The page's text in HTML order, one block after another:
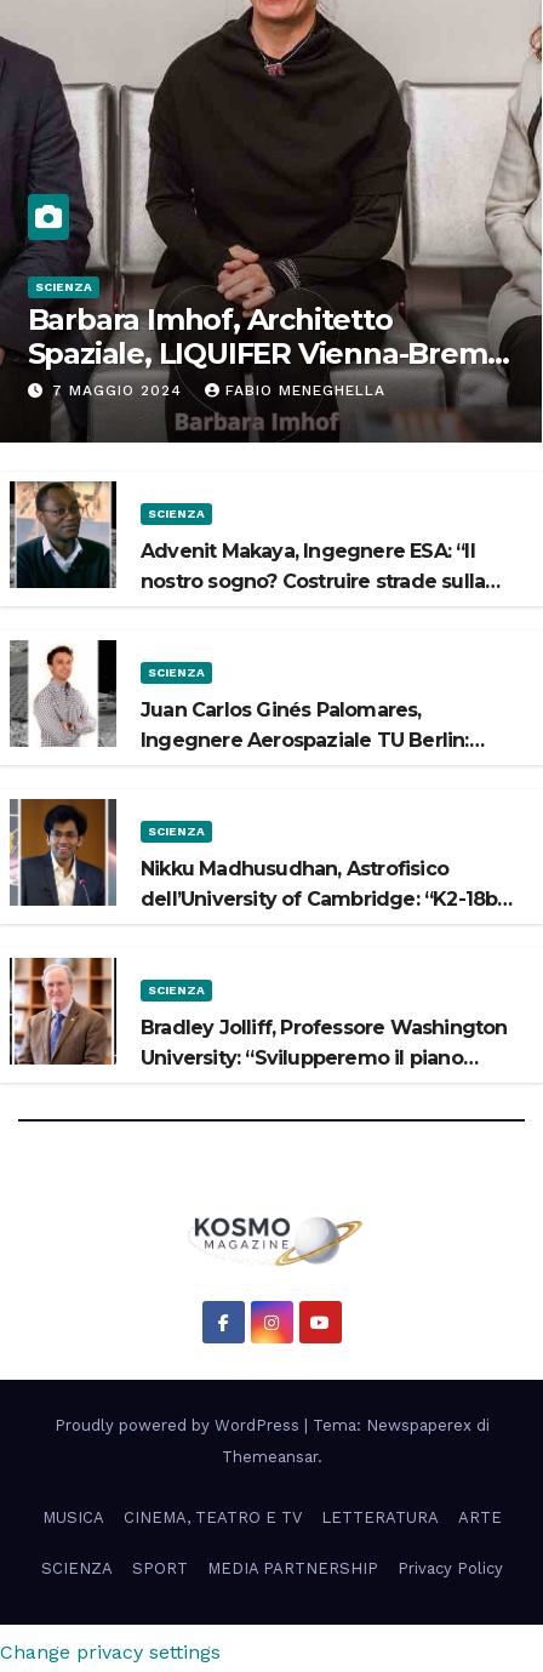
SCIENZA
Barbara Imhof, Architetto
Spaziale, LIQUIFER Vienna-Brema:
“Progettiamo habitat per lo
Spazio”
7 MAGGIO 2024 FABIO MENEGHELLA
SCIENZA
Advenit Makaya, Ingegnere ESA: “Il
nostro sogno? Costruire strade sulla
SCIENZA
Juan Carlos Ginés Palomares,
Ingegnere Aerospaziale TU Berlin:
SCIENZA
Nikku Madhusudhan, Astrofisico
dell’University of Cambridge: “K2-18b
SCIENZA
Bradley Jolliff, Professore Washington
University: “Svilupperemo il piano
Proudly powered by WordPress | Tema: Newspaperex di
Themeansar.
MUSICA CINEMA, TEATRO E TV LETTERATURA ARTE
SCIENZA SPORT MEDIA PARTNERSHIP Privacy Policy
Change privacy settings